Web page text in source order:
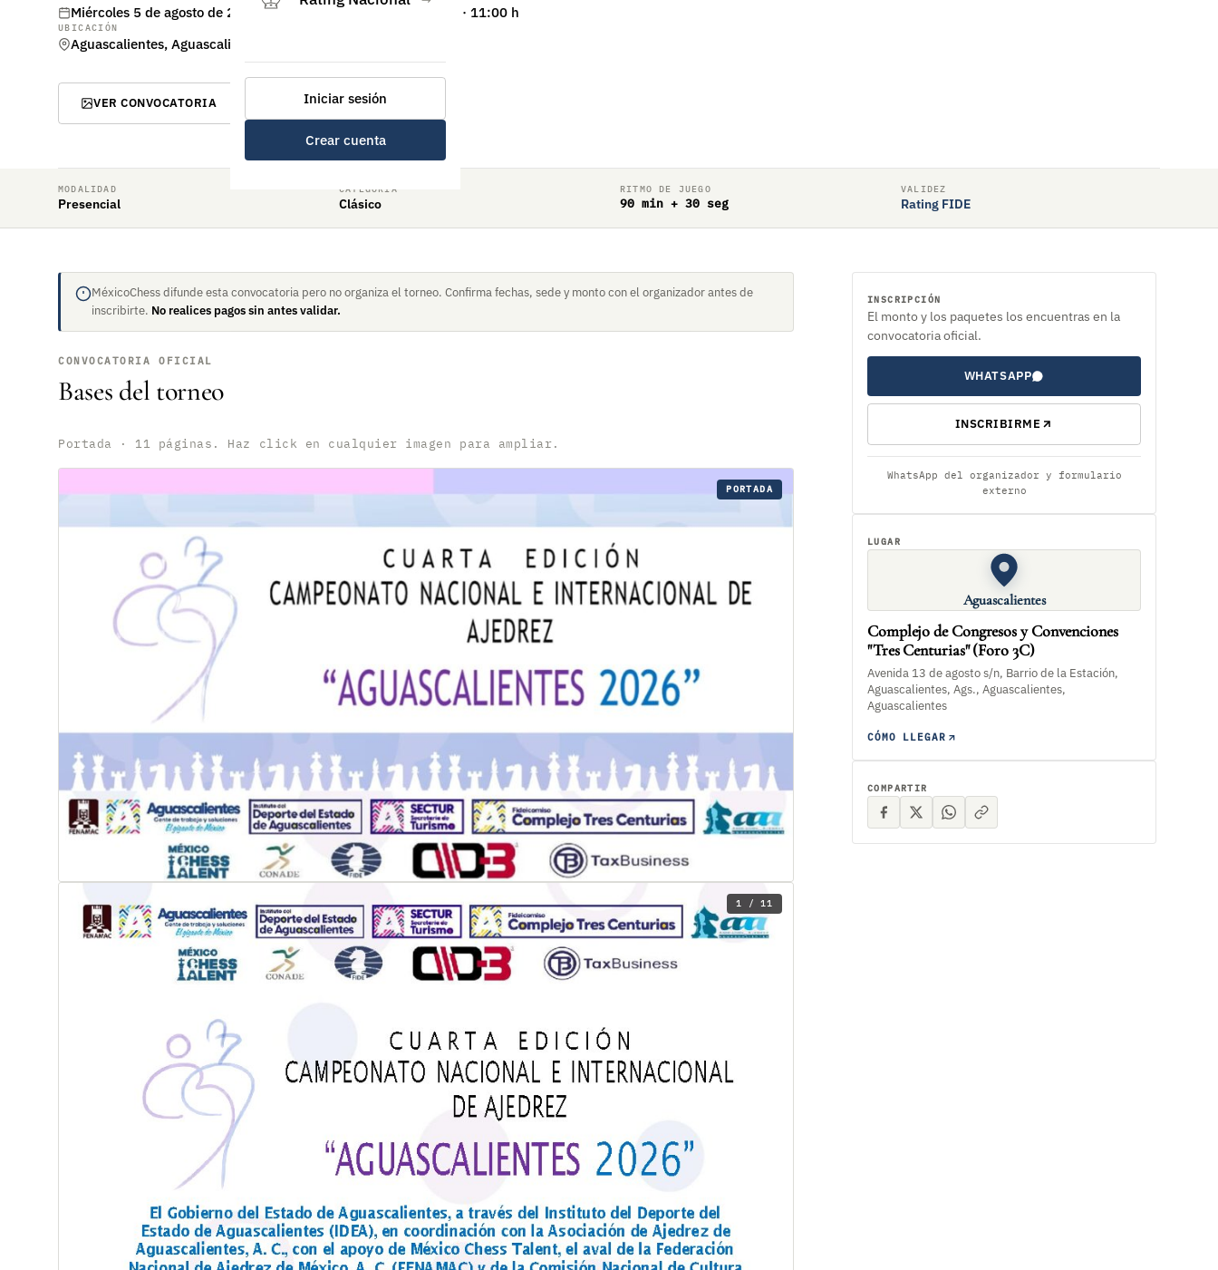
Iniciar sesión
Crear cuenta
Miércoles 5 de agosto de 2026 – Domingo 9 de agosto de 2026 · 11:00 h
UBICACIÓN
Aguascalientes, Aguascalientes
VER CONVOCATORIA
MODALIDAD
Presencial
CATEGORÍA
Clásico
RITMO DE JUEGO
90 min + 30 seg
VALIDEZ
Rating FIDE
MéxicoChess difunde esta convocatoria pero no organiza el torneo. Confirma fechas, sede y monto con el organizador antes de
inscribirte. No realices pagos sin antes validar.
CONVOCATORIA OFICIAL
Bases del torneo
Portada · 11 páginas. Haz click en cualquier imagen para ampliar.
PORTADA
1 / 11
INSCRIPCIÓN
El monto y los paquetes los encuentras en la
convocatoria oficial.
WHATSAPP
INSCRIBIRME
WhatsApp del organizador y formulario
externo
LUGAR
Aguascalientes
Complejo de Congresos y Convenciones
"Tres Centurias" (Foro 3C)
Avenida 13 de agosto s/n, Barrio de la Estación,
Aguascalientes, Ags., Aguascalientes,
Aguascalientes
CÓMO LLEGAR
COMPARTIR